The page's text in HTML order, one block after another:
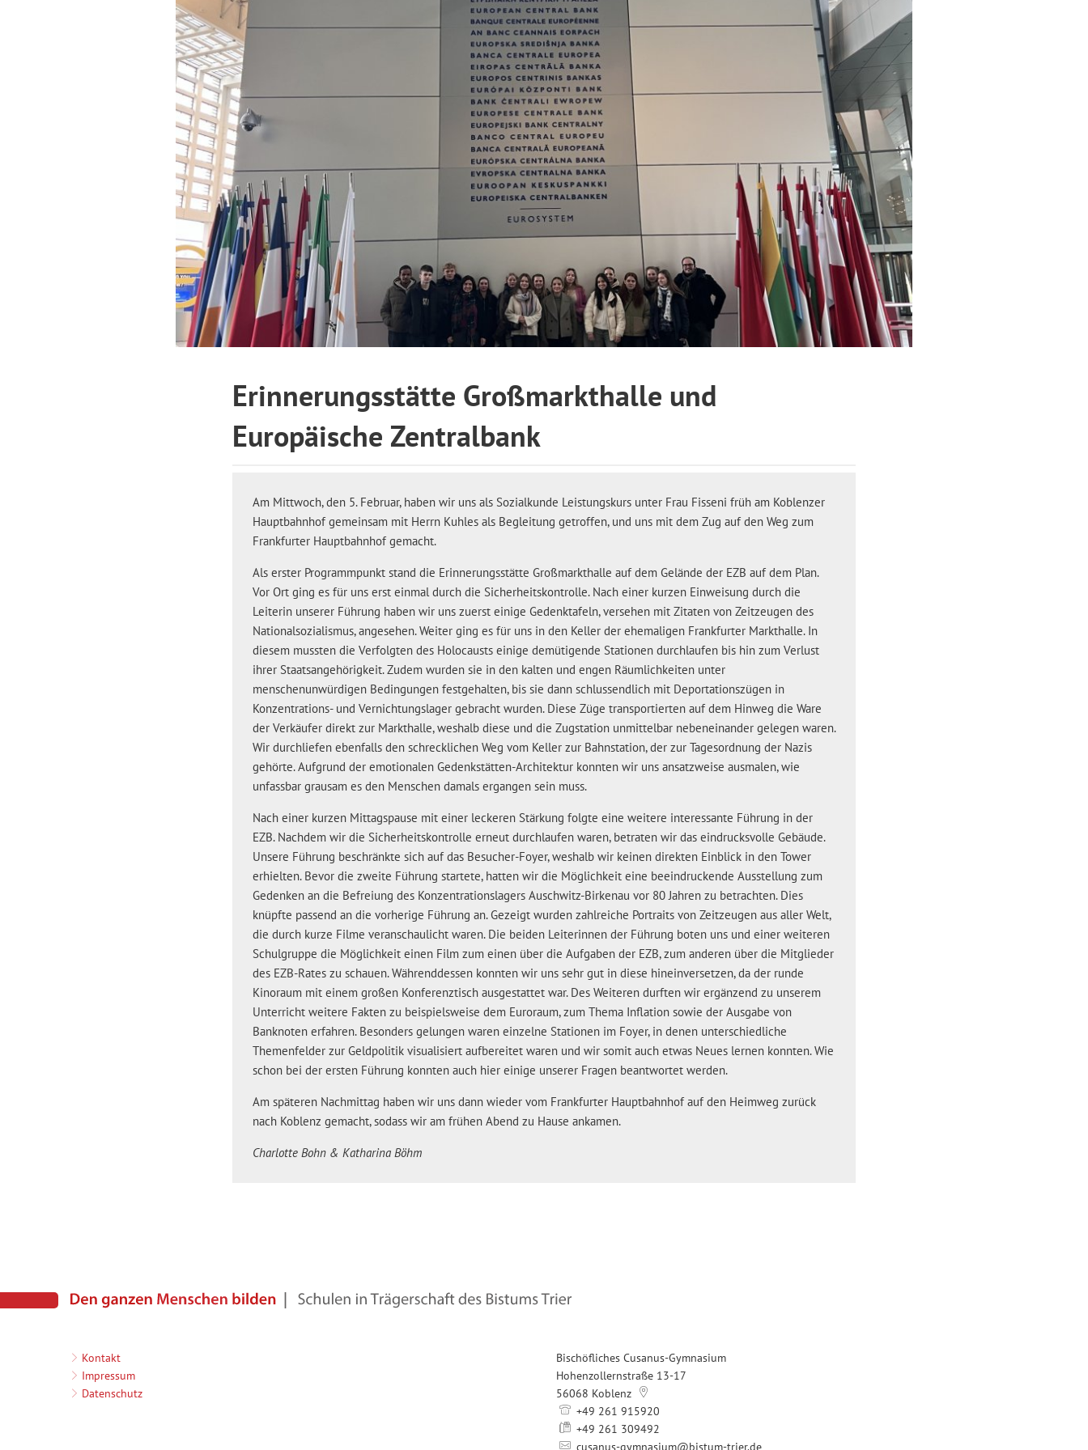
Erinnerungsstätte Großmarkthalle und
Europäische Zentralbank
Am Mittwoch, den 5. Februar, haben wir uns als Sozialkunde Leistungskurs unter Frau Fisseni früh am Koblenzer
Hauptbahnhof gemeinsam mit Herrn Kuhles als Begleitung getroffen, und uns mit dem Zug auf den Weg zum
Frankfurter Hauptbahnhof gemacht.
Als erster Programmpunkt stand die Erinnerungsstätte Großmarkthalle auf dem Gelände der EZB auf dem Plan.
Vor Ort ging es für uns erst einmal durch die Sicherheitskontrolle. Nach einer kurzen Einweisung durch die
Leiterin unserer Führung haben wir uns zuerst einige Gedenktafeln, versehen mit Zitaten von Zeitzeugen des
Nationalsozialismus, angesehen. Weiter ging es für uns in den Keller der ehemaligen Frankfurter Markthalle. In
diesem mussten die Verfolgten des Holocausts einige demütigende Stationen durchlaufen bis hin zum Verlust
ihrer Staatsangehörigkeit. Zudem wurden sie in den kalten und engen Räumlichkeiten unter
menschenunwürdigen Bedingungen festgehalten, bis sie dann schlussendlich mit Deportationszügen in
Konzentrations- und Vernichtungslager gebracht wurden. Diese Züge transportierten auf dem Hinweg die Ware
der Verkäufer direkt zur Markthalle, weshalb diese und die Zugstation unmittelbar nebeneinander gelegen waren.
Wir durchliefen ebenfalls den schrecklichen Weg vom Keller zur Bahnstation, der zur Tagesordnung der Nazis
gehörte. Aufgrund der emotionalen Gedenkstätten-Architektur konnten wir uns ansatzweise ausmalen, wie
unfassbar grausam es den Menschen damals ergangen sein muss.
Nach einer kurzen Mittagspause mit einer leckeren Stärkung folgte eine weitere interessante Führung in der
EZB. Nachdem wir die Sicherheitskontrolle erneut durchlaufen waren, betraten wir das eindrucksvolle Gebäude.
Unsere Führung beschränkte sich auf das Besucher-Foyer, weshalb wir keinen direkten Einblick in den Tower
erhielten. Bevor die zweite Führung startete, hatten wir die Möglichkeit eine beeindruckende Ausstellung zum
Gedenken an die Befreiung des Konzentrationslagers Auschwitz-Birkenau vor 80 Jahren zu betrachten. Dies
knüpfte passend an die vorherige Führung an. Gezeigt wurden zahlreiche Portraits von Zeitzeugen aus aller Welt,
die durch kurze Filme veranschaulicht waren. Die beiden Leiterinnen der Führung boten uns und einer weiteren
Schulgruppe die Möglichkeit einen Film zum einen über die Aufgaben der EZB, zum anderen über die Mitglieder
des EZB-Rates zu schauen. Währenddessen konnten wir uns sehr gut in diese hineinversetzen, da der runde
Kinoraum mit einem großen Konferenztisch ausgestattet war. Des Weiteren durften wir ergänzend zu unserem
Unterricht weitere Fakten zu beispielsweise dem Euroraum, zum Thema Inflation sowie der Ausgabe von
Banknoten erfahren. Besonders gelungen waren einzelne Stationen im Foyer, in denen unterschiedliche
Themenfelder zur Geldpolitik visualisiert aufbereitet waren und wir somit auch etwas Neues lernen konnten. Wie
schon bei der ersten Führung konnten auch hier einige unserer Fragen beantwortet werden.
Am späteren Nachmittag haben wir uns dann wieder vom Frankfurter Hauptbahnhof auf den Heimweg zurück
nach Koblenz gemacht, sodass wir am frühen Abend zu Hause ankamen.
Charlotte Bohn & Katharina Böhm
Kontakt
Impressum
Datenschutz
Bischöfliches Cusanus-Gymnasium
Hohenzollernstraße 13-17
56068 Koblenz
+49 261 915920
+49 261 309492
cusanus-gymnasium@bistum-trier.de